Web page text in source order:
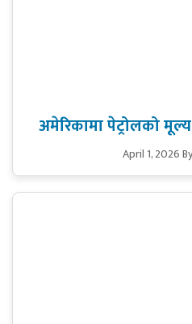
अमेरिकामा पेट्रोलको
April 1, 2026